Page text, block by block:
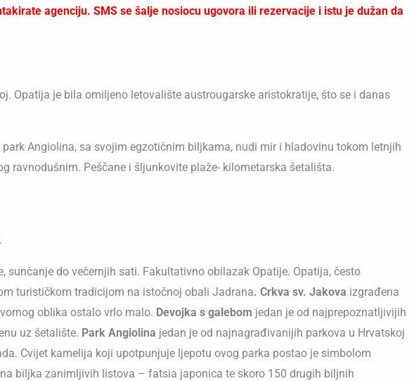
agenciju. SMS se šalje nosiocu ugovora ili rezervacije i istu je dužan da
Opatija je bila omiljeno letovalište austrougarske aristokratije, što se i danas
Angiolina, sa svojim egzotičnim biljkama, nudi mir i hladovinu tokom letnjih
ravnodušnim. Peščane i šljunkovite plaže- kilometarska šetališta.
do večernjih sati. Fakultativno obilazak Opatije. Opatija, često
turističkom tradicijom na istočnoj obali Jadrana. Crkva sv. Jakova izgrađena
oblika ostalo vrlo malo. Devojka s galebom jedan je od najprepoznatljivijih
uz šetalište. Park Angiolina jedan je od najnagrađivanijih parkova u Hrvatskoj
Cvijet kamelija koji upotpunjuje ljepotu ovog parka postao je simbolom
biljka zanimljivih listova – fatsia japonica te skoro 150 drugih biljnih